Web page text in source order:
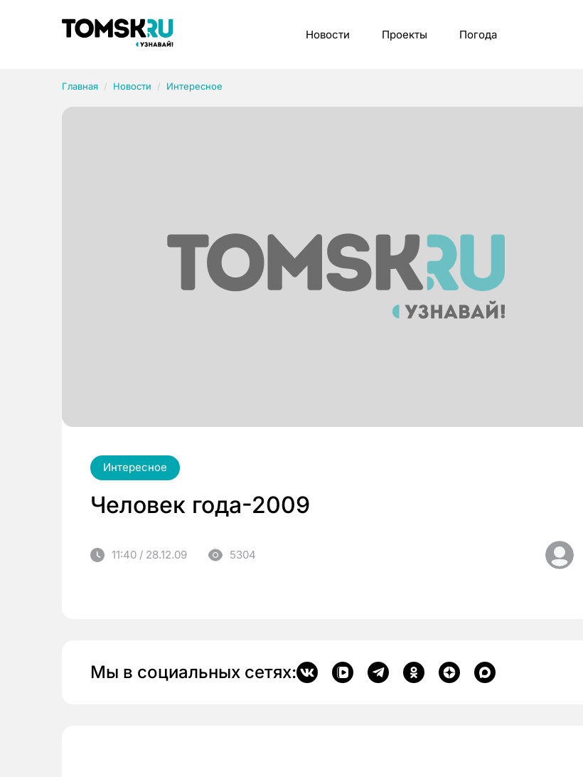
Новости Проекты Погода
Главная Новости Интересное
Интересное
Человек года-2009
11:40 / 28.12.09 5304
Мы в социальных сетях:
Рубрики